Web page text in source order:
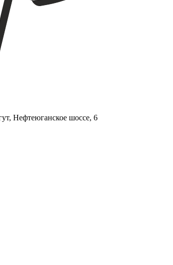
Нефтеюганское шоссе, 6